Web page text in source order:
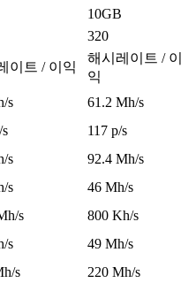
10GB
320
이트 / 이익
해시레이트 / 이
익
s 61.2 Mh/s
117 p/s
s 92.4 Mh/s
s 46 Mh/s
s 800 Kh/s
s 49 Mh/s
s 220 Mh/s